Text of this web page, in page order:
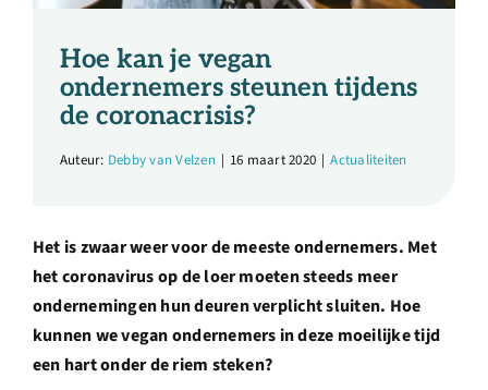
Over ons
Ondernemer
Contact
Shop
English
Hoe kan je vegan
ondernemers steunen tijdens
de coronacrisis?
Auteur: Debby van Velzen | 16 maart 2020 | Actualiteiten
Het is zwaar weer voor de meeste ondernemers. Met
het coronavirus op de loer moeten steeds meer
ondernemingen hun deuren verplicht sluiten. Hoe
kunnen we vegan ondernemers in deze moeilijke tijd
een hart onder de riem steken?